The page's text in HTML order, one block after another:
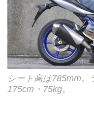
シート高は785mm。
175cm・75kg。